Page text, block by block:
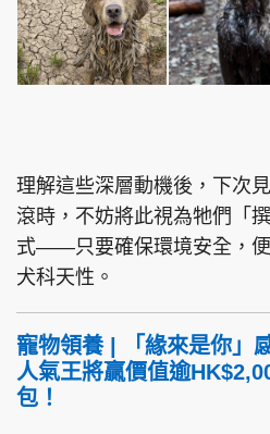
理解這些深層動機後，下次
滾時，不妨將此視為牠們「
式——只要確保環境安全，
犬科天性。
寵物領養 | 「緣來是你」
人氣王將贏價值逾
包！